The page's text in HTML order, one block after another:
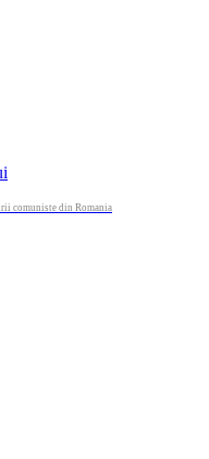
comuniste din Romania